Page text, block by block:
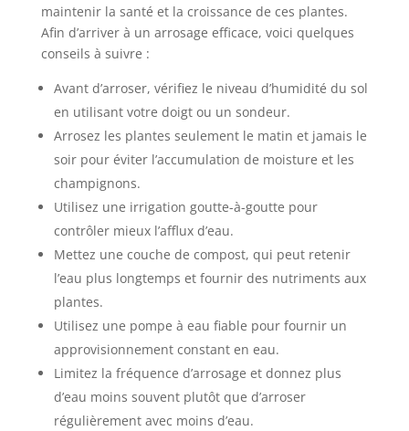
maintenir la santé et la croissance de ces plantes.
Afin d’arriver à un arrosage efficace, voici quelques
conseils à suivre :
Avant d’arroser, vérifiez le niveau d’humidité du sol
en utilisant votre doigt ou un sondeur.
Arrosez les plantes seulement le matin et jamais le
soir pour éviter l’accumulation de moisture et les
champignons.
Utilisez une irrigation goutte-à-goutte pour
contrôler mieux l’afflux d’eau.
Mettez une couche de compost, qui peut retenir
l’eau plus longtemps et fournir des nutriments aux
plantes.
Utilisez une pompe à eau fiable pour fournir un
approvisionnement constant en eau.
Limitez la fréquence d’arrosage et donnez plus
d’eau moins souvent plutôt que d’arroser
régulièrement avec moins d’eau.